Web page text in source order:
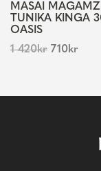
MASAI
TUNIKA KINGA
OASIS
1 420kr 710kr